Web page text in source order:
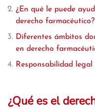
¿En qué le puede
derecho farmacéutico?
Diferentes ámbitos
en derecho
Responsabilidad
¿Qué es el